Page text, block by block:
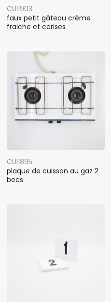
CUI1903
faux petit gâteau crème
fraiche et cerises
CUI1895
plaque de cuisson au gaz 2
becs